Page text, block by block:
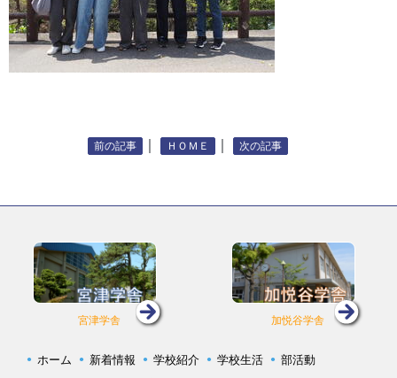
前の記事 ＨＯＭＥ 次の記事
宮津学舎 加悦谷学舎
ホーム 新着情報 学校紹介 学校生活
部活動